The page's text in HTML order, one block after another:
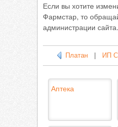
Если вы хотите
Фармстар, то
администрации сайта.
Платан| ИП
Аптека